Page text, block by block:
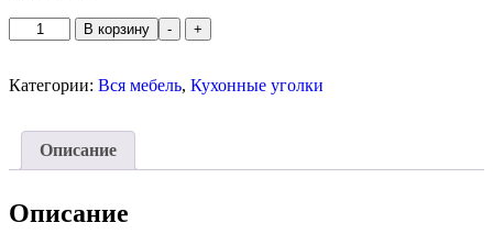
-
Количество
товара
уголок
+
В корзину
Категории: Вся мебель, Кухонные уголки
Описание
Описание